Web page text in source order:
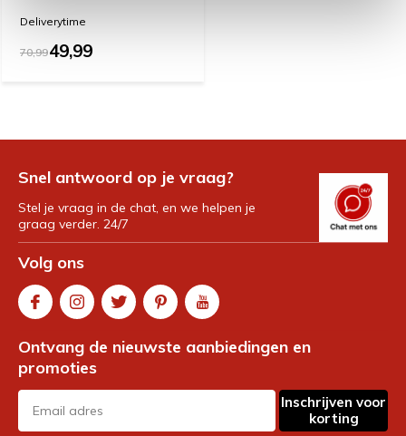
Deliverytime
70,9949,99
Snel antwoord op je vraag?
Stel je vraag in de chat, en we helpen je
graag verder. 24/7
Volg ons
Ontvang de nieuwste aanbiedingen en
promoties
Inschrijven voor
korting